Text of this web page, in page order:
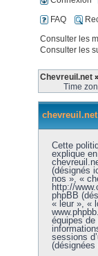
FAQ
Consulter les
Consulter les
Chevreuil.net »
Time
Cette
explique
(désignés
nos », «
http://
phpBB
« leur », «
équipes
sessions